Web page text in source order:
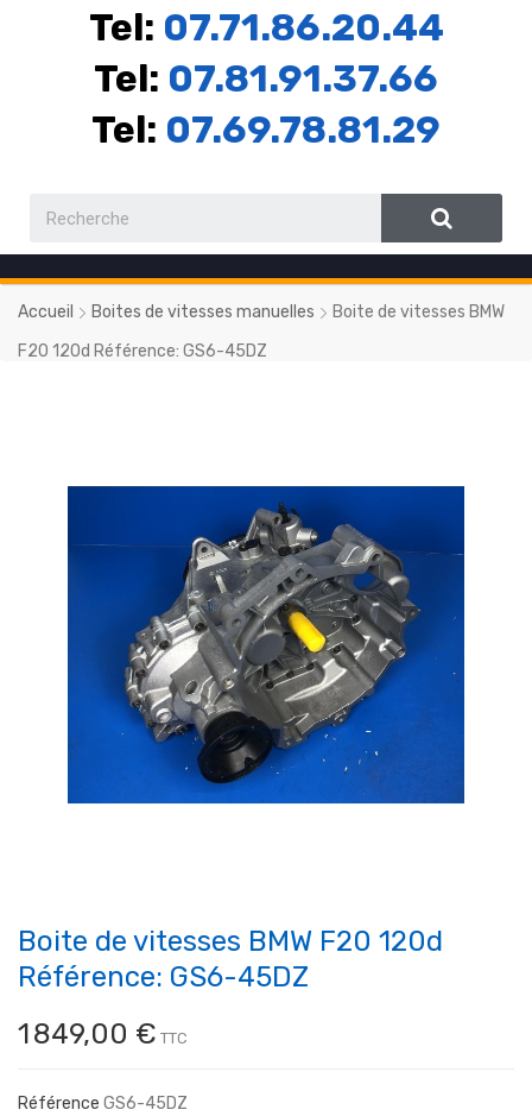
Tel: 07.71.86.20.44
Tel: 07.81.91.37.66
Tel: 07.69.78.81.29
Accueil Boites de vitesses manuelles
Boite de vitesses BMW
F20 120d Référence: GS6-45DZ
Boite de vitesses BMW F20 120d
Référence: GS6-45DZ
1 849,00 € TTC
Référence GS6-45DZ